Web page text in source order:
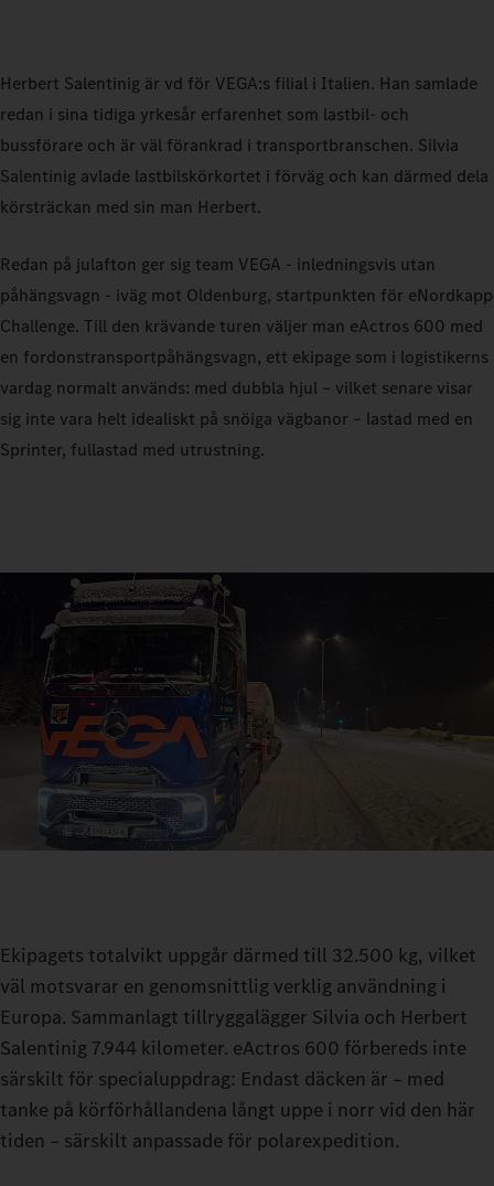
Herbert Salentinig är vd för VEGA:s filial i Italien. Han samlade
redan i sina tidiga yrkesår erfarenhet som lastbil- och
bussförare och är väl förankrad i transportbranschen. Silvia
Salentinig avlade lastbilskörkortet i förväg och kan därmed dela
körsträckan med sin man Herbert.
Redan på julafton ger sig team VEGA - inledningsvis utan
påhängsvagn - iväg mot Oldenburg, startpunkten för eNordkapp
Challenge. Till den krävande turen väljer man eActros 600 med
en fordonstransportpåhängsvagn, ett ekipage som i logistikerns
vardag normalt används: med dubbla hjul – vilket senare visar
sig inte vara helt idealiskt på snöiga vägbanor – lastad med en
Sprinter, fullastad med utrustning.
Ekipagets totalvikt uppgår därmed till 32.500 kg, vilket
väl motsvarar en genomsnittlig verklig användning i
Europa. Sammanlagt tillryggalägger Silvia och Herbert
Salentinig 7.944 kilometer. eActros 600 förbereds inte
särskilt för specialuppdrag: Endast däcken är – med
tanke på körförhållandena långt uppe i norr vid den här
tiden – särskilt anpassade för polarexpedition.